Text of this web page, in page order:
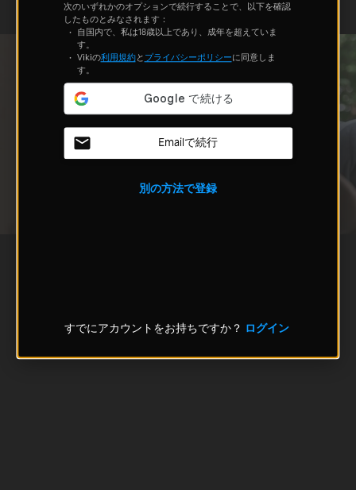
次のいずれかのオプションで続行することで、以下を確認
したものとみなされます：
自国内で、私は18歳以上であり、成年を超えていま
す。
Vikiの利用規約と プライバシーポリシーに同意しま
す。
Emailで続行
別の方法で登録
すでにアカウントをお持ちですか？ ログイン